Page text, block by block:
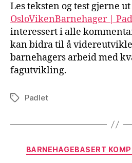
Les teksten og test gjerne
OsloVikenBarnehager |
interessert i alle
kan bidra til å
barnehagers arbeid med
fagutvikling.
Stikkord
Padlet
BARNEHAGEBASERT